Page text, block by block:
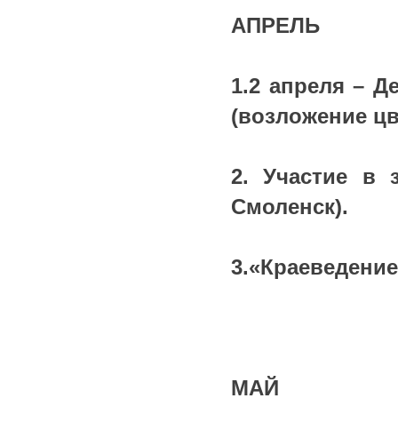
АПРЕЛЬ
1.2 апреля –
(возложение
2. Участие в
Смоленск).
МАЙ